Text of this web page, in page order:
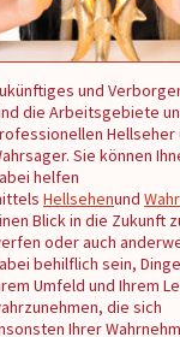
und
die Arbeitsgebiete
Hellseher
Sie können
helfen
Hellsehenund
Blick in die Zukunft
oder auch
behilflich sein,
Umfeld und Ihrem
die sich
Ihrer